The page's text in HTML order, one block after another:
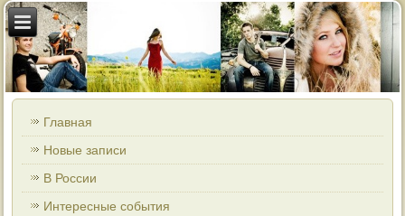
Главная
Новые записи
В России
Интересные события